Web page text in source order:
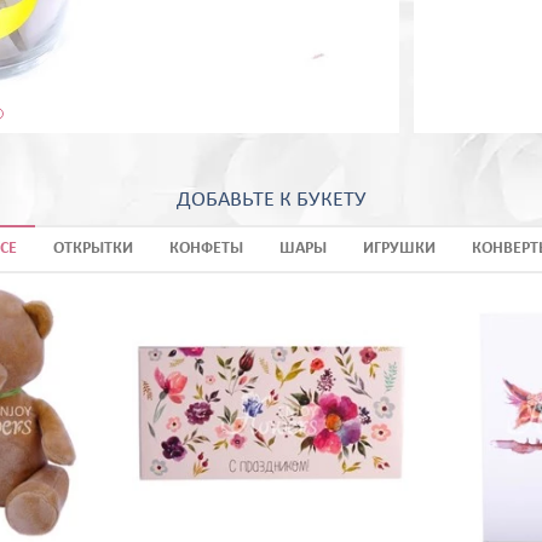
ДОБАВЬТЕ К БУКЕТУ
ОТКРЫТКИ КОНФЕТЫ ШАРЫ ИГРУШКИ